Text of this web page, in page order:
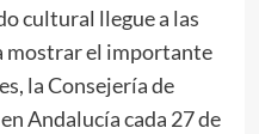
cultural llegue a las
mostrar el importante
la Consejería de
Andalucía cada 27 de